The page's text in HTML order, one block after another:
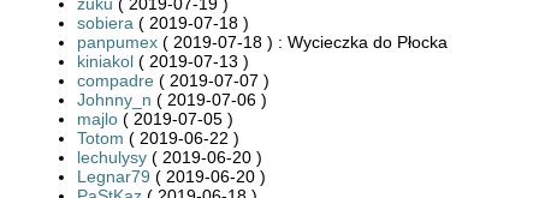
sobiera ( 2019-07-18 )
panpumex ( 2019-07-18 ) : Wycieczka do Płocka
kiniakol ( 2019-07-13 )
compadre ( 2019-07-07 )
Johnny_n ( 2019-07-06 )
majlo ( 2019-07-05 )
Totom ( 2019-06-22 )
lechulysy ( 2019-06-20 )
Legnar79 ( 2019-06-20 )